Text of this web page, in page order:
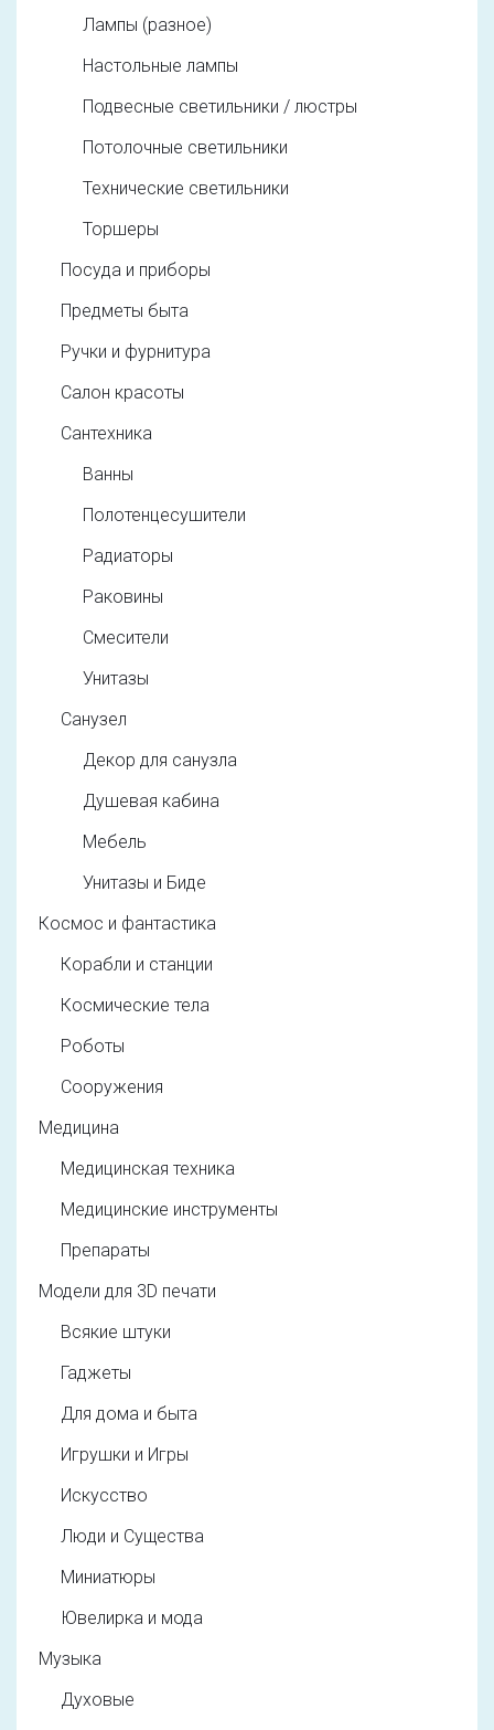
Лампы (разное)
Настольные лампы
Подвесные светильники / люстры
Потолочные светильники
Технические светильники
Торшеры
Посуда и приборы
Предметы быта
Ручки и фурнитура
Салон красоты
Сантехника
Ванны
Полотенцесушители
Радиаторы
Раковины
Смесители
Унитазы
Санузел
Декор для санузла
Душевая кабина
Мебель
Унитазы и Биде
Космос и фантастика
Корабли и станции
Космические тела
Роботы
Сооружения
Медицина
Медицинская техника
Медицинские инструменты
Препараты
Модели для 3D печати
Всякие штуки
Гаджеты
Для дома и быта
Игрушки и Игры
Искусство
Люди и Существа
Миниатюры
Ювелирка и мода
Музыка
Духовые